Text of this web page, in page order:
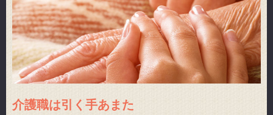
介護職は引く手あまた